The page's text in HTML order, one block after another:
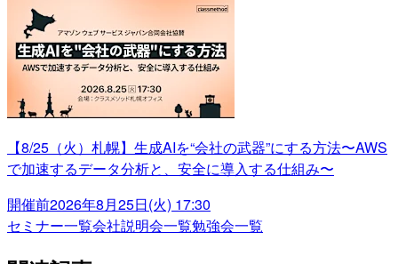
【8/25（火）札幌】生成AIを“会社の武器”にする方法〜AWS
で加速するデータ分析と、安全に導入する仕組み〜
開催前2026年8月25日(火) 17:30
セミナー一覧会社説明会一覧勉強会一覧